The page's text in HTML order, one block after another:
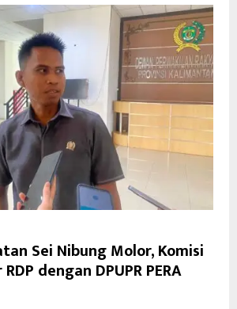
Sei Nibung Molor, Komisi
dengan DPUPR PERA